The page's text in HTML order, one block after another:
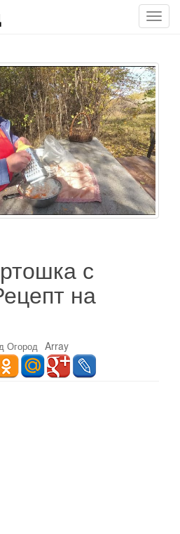
П
а
з
а
т
ь
/
С
к
р
ы
с
на
Огород Array